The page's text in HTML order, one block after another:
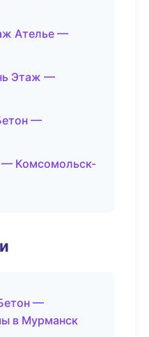
Ателье —
Этаж —
—
Комсомольск-
—
в Мурманск